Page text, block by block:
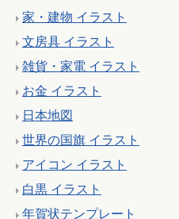
家・建物 イラスト
文房具 イラスト
雑貨・家電 イラスト
お金 イラスト
日本地図
世界の国旗 イラスト
アイコン イラスト
白黒 イラスト
年賀状テンプレート